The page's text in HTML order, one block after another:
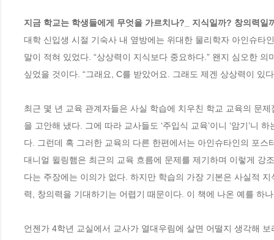
지금 학교는 학생들에게 무엇을 가르치나?_ 지식일까? 창의력일
대학 신입생 시절 기숙사 내 옆방에는 위대한 물리학자 아인슈타
말이 적혀 있었다. “상상력이 지식보다 중요하다.” 왠지 심오한
싶었을 것이다. “그래요, C를 받았어요. 그래도 제겐 상상력이
최근 몇 년 교육 관계자들은 사실 학습에 치우친 학교 교육의 문
을 고안해 냈다. 그에 따라 교사들도 ‘주입식 교육’이니 ‘암기’니
다. 그런데 혹 그러한 교육의 다른 한편에서는 아인슈타인의 포
대니얼 윌링햄은 최근의 교육 흐름에 문제를 제기하며 이렇게 강
다는 주장에는 이의가 없다. 하지만 학습의 가장 기본은 사실적
력, 창의력을 기대하기는 어렵기 때문이다. 이 책에 나온 예를 하
언젠가 4학년 교실에서 교사가 열대우림에 살면 어떨지 생각해